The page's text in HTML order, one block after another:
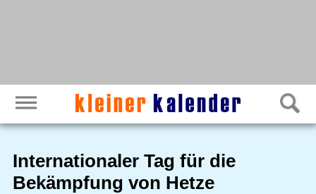
Internationaler Tag für die
Bekämpfung von Hetze